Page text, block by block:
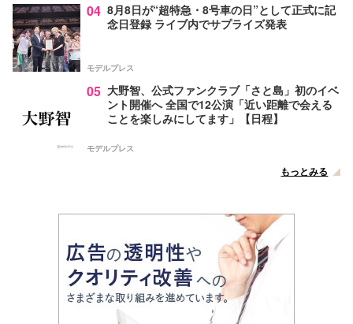
04 8月8日が“超特急・8号車の日”として正式に記
念日登録 ライブ内でサプライズ発表
モデルプレス
05 大野智、公式ファンクラブ「さと島」初のイベ
ント開催へ 全国で12公演「近い距離で会える
ことを楽しみにしてます」【日程】
モデルプレス
もっとみる